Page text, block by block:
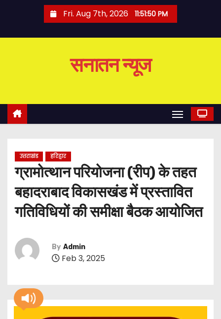
o
Fri. Aug 7th, 2026 11:51:51 PM
सनातन न्यूज
उत्तराखंड हरिद्वार
ग्रामोत्थान परियोजना (रीप) के तहत
बहादराबाद विकासखंड में प्रस्तावित
गतिविधियों की समीक्षा बैठक आयोजित
By Admin
Feb 3, 2025